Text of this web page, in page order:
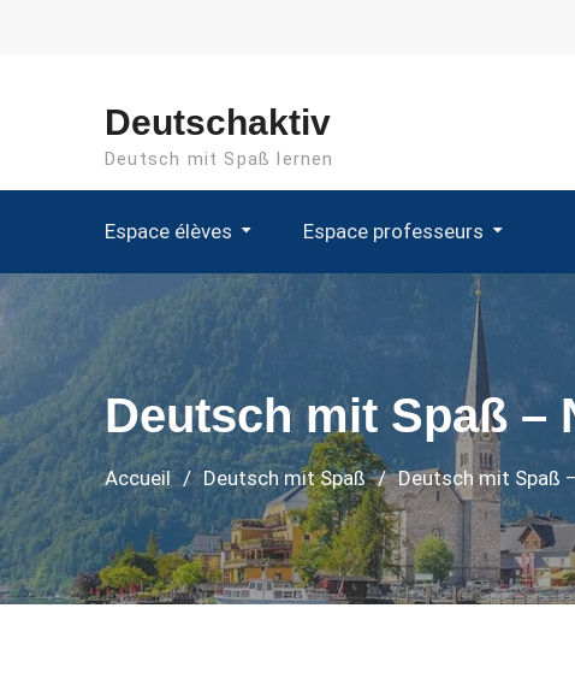
Deutschaktiv
Deutsch mit Spaß lernen
Espace élèves Espace professeurs
Deutsch mit Spaß –
Accueil Deutsch mit Spaß Deutsch mit Spaß